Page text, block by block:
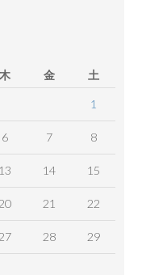
木 金 土
1
6 7 8
13 14 15
20 21 22
27 28 29